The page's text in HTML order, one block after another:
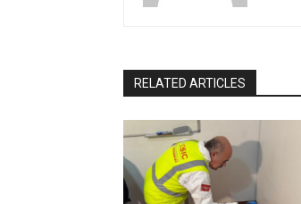
RELATED ARTICLES